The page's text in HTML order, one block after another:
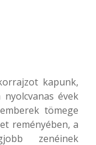
kapunk,
évek
tömege
reményében, a
zenéinek